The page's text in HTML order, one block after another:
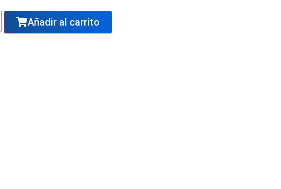
Añadir al carrito